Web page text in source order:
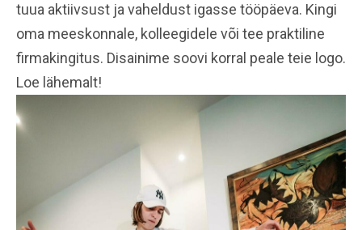
tuua aktiivsust ja vaheldust igasse tööpäeva. Kingi
oma meeskonnale, kolleegidele või tee praktiline
firmakingitus. Disainime soovi korral peale teie logo.
Loe lähemalt!